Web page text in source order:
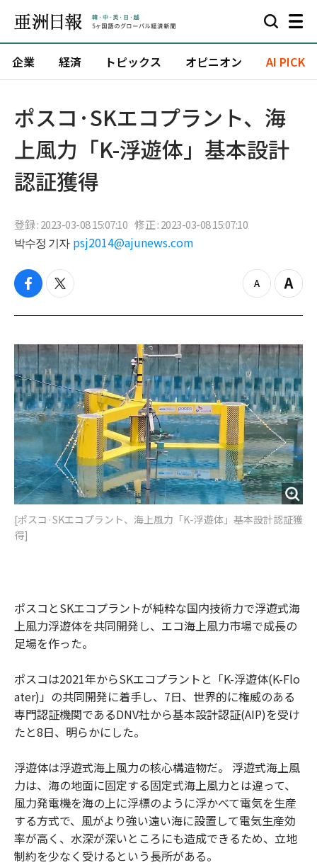
企業 経済 トピックス オピニオン AI PICK
ポスコ·SKエコプラント、海
上風力「K-浮遊体」基本設計
認証獲得
登録 : 2023-03-08 15:07:10 修正 : 2023-03-08 15:07:10
박수정 기자 psj2014@ajunews.com
f
c
b
o
o
k
t
i
t
e
r
z
o
o
u
t
Z
o
i
n
[ポスコ·SKエコプラント、海上風力「K-浮遊体」基本設計認証獲
得]
ポスコとSKエコプラントが純粋な国内技術力で浮遊式海
上風力浮遊体を共同開発し、エコ海上風力市場で成長の
足場を作った。
ポスコは2021年からSKエコプラントと「K-浮遊体(K-Flo
ater)」の共同開発に着手し、7日、世界的に権威のある
専門認証機関であるDNV社から基本設計認証(AIP)を受け
たと8日、明らかにした。
浮遊体は浮遊式海上風力の核心構造物だ。 浮遊式海上風
力は、海の地面に固定する固定式海上風力とは違って、
風力発電機を海の上に浮標のように浮かべて電気を生産
する方式で、風がより強い遠い海に設置して電気生産効
率が高く、水深が深いところにも造成できるため、立地
制約を少なく受けるという長所がある。